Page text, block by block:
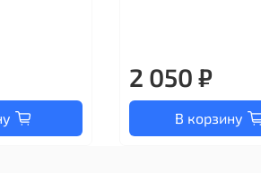
2 050 ₽
В корзину